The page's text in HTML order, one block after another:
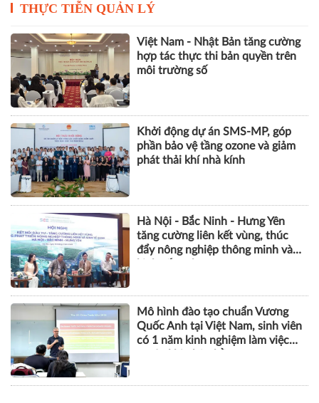
THỰC TIỄN QUẢN LÝ
Việt Nam - Nhật Bản tăng cường
hợp tác thực thi bản quyền trên
môi trường số
Khởi động dự án SMS-MP, góp
phần bảo vệ tầng ozone và giảm
phát thải khí nhà kính
Hà Nội - Bắc Ninh - Hưng Yên
tăng cường liên kết vùng, thúc
đẩy nông nghiệp thông minh và
Mô hình đào tạo chuẩn Vương
Quốc Anh tại Việt Nam, sinh viên
có 1 năm kinh nghiệm làm việc